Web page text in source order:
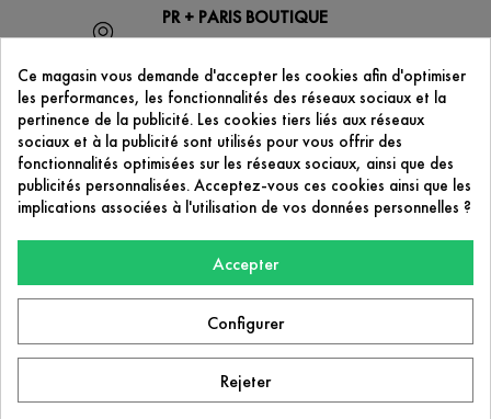
PR + PARIS BOUTIQUE
53 boulevard de Strasbourg
75010 Paris
CONTACTEZ-NOUS
contact@prplus-paris.com
NOTRE SOCIÉTÉ 
PR+ Paris
53 boulevard de Strasbourg
75010 Paris
Ce magasin vous demande d'accepter les cookies afin d'optimiser
les performances, les fonctionnalités des réseaux sociaux et la
pertinence de la publicité. Les cookies tiers liés aux réseaux
sociaux et à la publicité sont utilisés pour vous offrir des
fonctionnalités optimisées sur les réseaux sociaux, ainsi que des
publicités personnalisées. Acceptez-vous ces cookies ainsi que les
implications associées à l'utilisation de vos données personnelles ?
Accepter
Configurer
Rejeter